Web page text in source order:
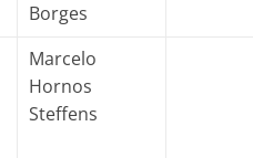
Borges
Marcelo
Hornos
Steffens